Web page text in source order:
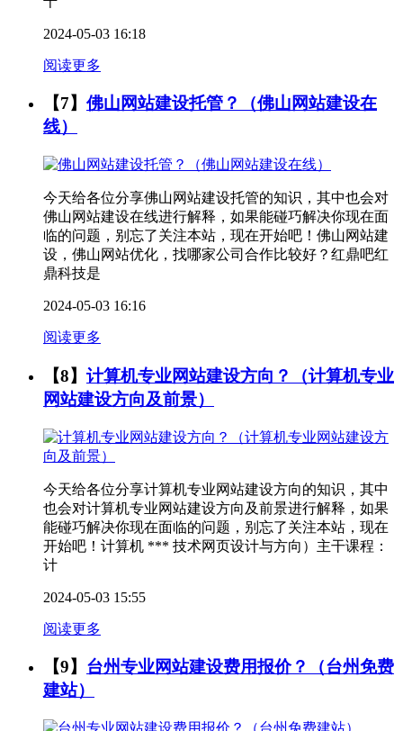
2024-05-03 16:18
阅读更多
【7】 佛山网站建设托管？（佛山网站建设在
线）
今天给各位分享佛山网站建设托管的知识，其中也会对
佛山网站建设在线进行解释，如果能碰巧解决你现在面
临的问题，别忘了关注本站，现在开始吧！佛山网站建
设，佛山网站优化，找哪家公司合作比较好？红鼎吧红
鼎科技是
2024-05-03 16:16
阅读更多
【8】 计算机专业网站建设方向？（计算机专业
网站建设方向及前景）
今天给各位分享计算机专业网站建设方向的知识，其中
也会对计算机专业网站建设方向及前景进行解释，如果
能碰巧解决你现在面临的问题，别忘了关注本站，现在
开始吧！计算机 *** 技术网页设计与方向）主干课程：
计
2024-05-03 15:55
阅读更多
【9】 台州专业网站建设费用报价？（台州免费
建站）